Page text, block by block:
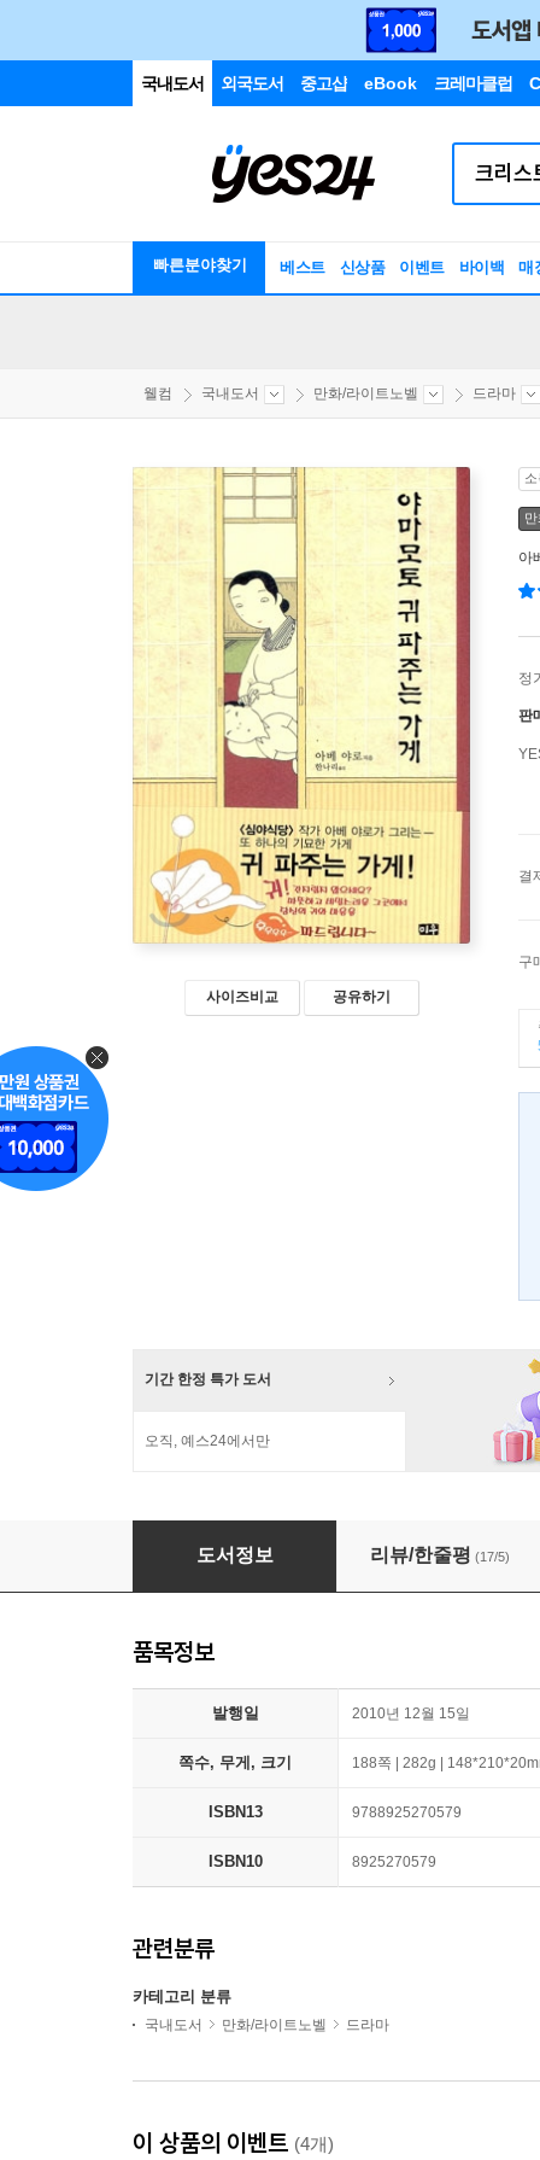
국내도서 외국도서 중고샵 eBook 크레마클럽
빠른분야찾기 베스트 신상품 이벤트 바이백 매
웰컴 국내도서 만화/라이트노벨 드라마
사이즈비교 공유하기
아
정
판
결
구
기간 한정 특가 도서
오직, 예스24에서만
야마모토 귀 파주는 가게
도서정보 리뷰/한줄평 (17/5)
품목정보
발행일 2010년 12월 15일
쪽수, 무게, 크기 188쪽 | 282g |
ISBN13 9788925270579
ISBN10 8925270579
관련분류
카테고리 분류
국내도서 만화/라이트노벨 드라마
이 상품의 이벤트 (4개)